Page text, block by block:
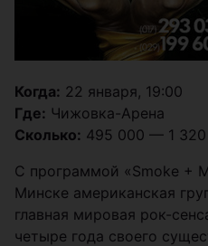
Когда: 22 января, 19:00
Где: Чижовка-Арена
Сколько: 495 000 — 1 320
С программой «Smoke +
Минске американская
главная мировая рок-
четыре года своего